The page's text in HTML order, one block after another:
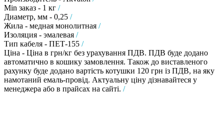
Min заказ - 1 кг /
Диаметр, мм - 0,25 /
Жила - медная монолитная /
Изоляция - эмалевая /
Тип кабеля - ПЕТ-155 /
Ціна - Ціна в грн/кг без урахування ПДВ. ПДВ буде додано
автоматично в кошику замовлення. Також до виставленого
рахунку буде додано вартість котушки 120 грн із ПДВ, на яку
намотаний емаль-провід. Актуальну ціну дізнавайтеся у
менеджера або в прайсах на сайті. /